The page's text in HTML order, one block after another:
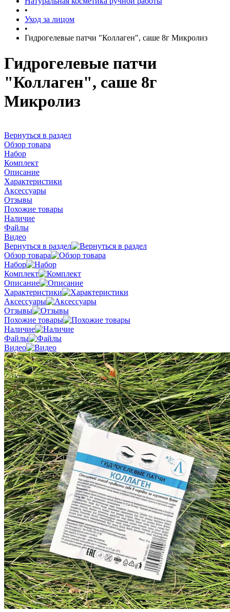
•
Уход за лицом
•
Гидрогелевые патчи "Коллаген", саше 8г Микролиз
Гидрогелевые патчи
"Коллаген", саше 8г
Микролиз
Вернуться в раздел
Обзор товара
Набор
Комплект
Описание
Характеристики
Аксессуары
Отзывы
Похожие товары
Наличие
Файлы
Видео
Вернуться в раздел
Обзор товара
Набор
Комплект
Описание
Характеристики
Аксессуары
Отзывы
Похожие товары
Наличие
Файлы
Видео